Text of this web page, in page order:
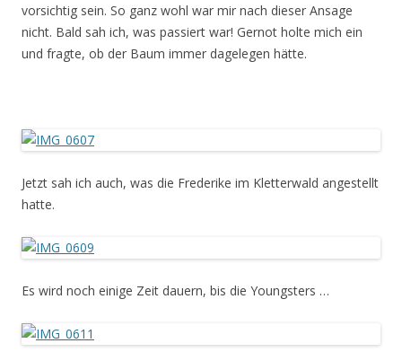
vorsichtig sein. So ganz wohl war mir nach dieser Ansage
nicht. Bald sah ich, was passiert war! Gernot holte mich ein
und fragte, ob der Baum immer dagelegen hätte.
Jetzt sah ich auch, was die Frederike im Kletterwald angestellt
hatte.
Es wird noch einige Zeit dauern, bis die Youngsters …